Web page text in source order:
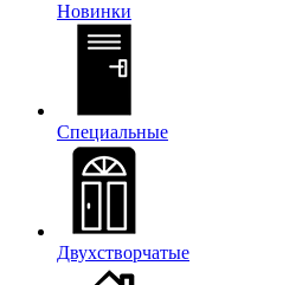
Новинки
Специальные
Двухстворчатые